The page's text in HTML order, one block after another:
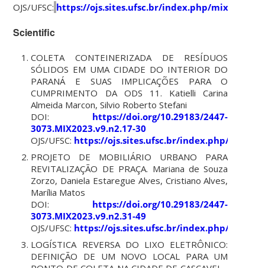
OJS/UFSC: https://ojs.sites.ufsc.br/index.php/
Scientific
COLETA CONTEINERIZADA DE RESÍDUOS
SÓLIDOS EM UMA CIDADE DO INTERIOR DO
PARANÁ E SUAS IMPLICAÇÕES PARA O
CUMPRIMENTO DA ODS 11. Katielli Carina
Almeida Marcon, Silvio Roberto Stefani
DOI: https://doi.org/10.29183/2447-
3073.MIX2023.v9.n2.17-30
OJS/UFSC: https://ojs.sites.ufsc.br/index.php/
PROJETO DE MOBILIÁRIO URBANO PARA
REVITALIZAÇÃO DE PRAÇA. Mariana de Souza
Zorzo, Daniela Estaregue Alves, Cristiano Alves,
Marília Matos
DOI: https://doi.org/10.29183/2447-
3073.MIX2023.v9.n2.31-49
OJS/UFSC: https://ojs.sites.ufsc.br/index.php/
LOGÍSTICA REVERSA DO LIXO ELETRÔNICO:
DEFINIÇÃO DE UM NOVO LOCAL PARA UM